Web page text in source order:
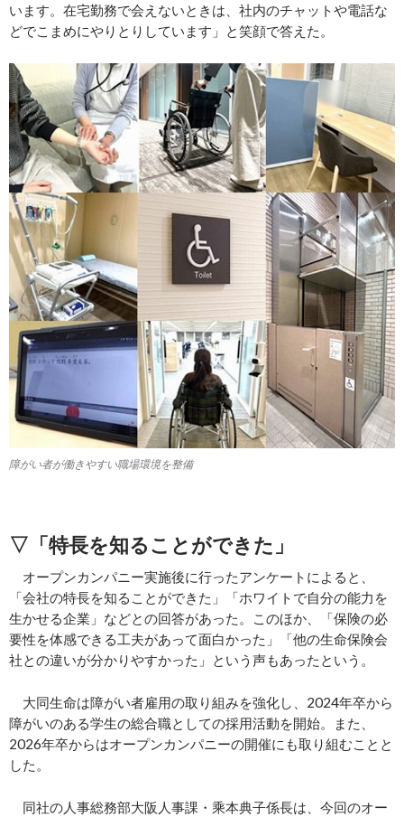
います。在宅勤務で会えないときは、社内のチャットや電話な
どでこまめにやりとりしています」と笑顔で答えた。
障がい者が働きやすい職場環境を整備
▽「特長を知ることができた」
オープンカンパニー実施後に行ったアンケートによると、
「会社の特長を知ることができた」「ホワイトで自分の能力を
生かせる企業」などとの回答があった。このほか、「保険の必
要性を体感できる工夫があって面白かった」「他の生命保険会
社との違いが分かりやすかった」という声もあったという。
大同生命は障がい者雇用の取り組みを強化し、2024年卒から
障がいのある学生の総合職としての採用活動を開始。また、
2026年卒からはオープンカンパニーの開催にも取り組むことと
した。
同社の人事総務部大阪人事課・乘本典子係長は、今回のオー